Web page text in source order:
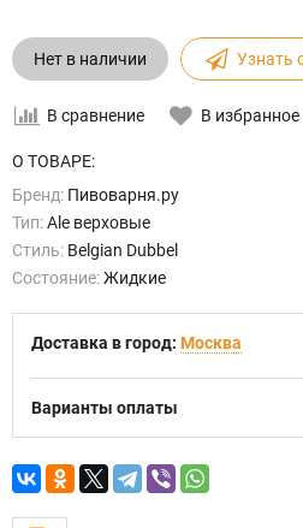
Нет в наличии Узнать
В сравнение В избранное
О ТОВАРЕ:
Бренд: Пивоварня.ру
Тип:Ale верховые
Стиль: Belgian Dubbel
Состояние:Жидкие
Доставка в город: Москва
Варианты оплаты